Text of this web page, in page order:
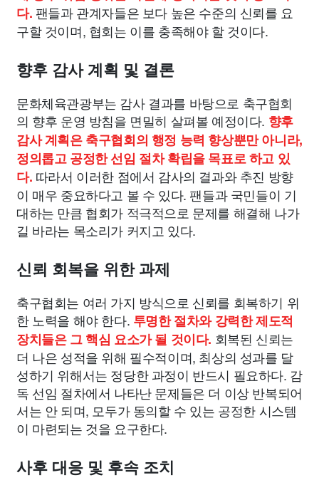
다. 팬들과 관계자들은 보다 높은 수준의 신뢰를 요
구할 것이며, 협회는 이를 충족해야 할 것이다.
향후 감사 계획 및 결론
문화체육관광부는 감사 결과를 바탕으로 축구협회
의 향후 운영 방침을 면밀히 살펴볼 예정이다. 향후
감사 계획은 축구협회의 행정 능력 향상뿐만 아니라,
정의롭고 공정한 선임 절차 확립을 목표로 하고 있
다. 따라서 이러한 점에서 감사의 결과와 추진 방향
이 매우 중요하다고 볼 수 있다. 팬들과 국민들이 기
대하는 만큼 협회가 적극적으로 문제를 해결해 나가
길 바라는 목소리가 커지고 있다.
신뢰 회복을 위한 과제
축구협회는 여러 가지 방식으로 신뢰를 회복하기 위
한 노력을 해야 한다. 투명한 절차와 강력한 제도적
장치들은 그 핵심 요소가 될 것이다. 회복된 신뢰는
더 나은 성적을 위해 필수적이며, 최상의 성과를 달
성하기 위해서는 정당한 과정이 반드시 필요하다. 감
독 선임 절차에서 나타난 문제들은 더 이상 반복되어
서는 안 되며, 모두가 동의할 수 있는 공정한 시스템
이 마련되는 것을 요구한다.
사후 대응 및 후속 조치